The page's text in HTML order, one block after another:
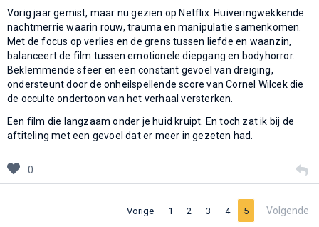
Vorig jaar gemist, maar nu gezien op Netflix. Huiveringwekkende
nachtmerrie waarin rouw, trauma en manipulatie samenkomen.
Met de focus op verlies en de grens tussen liefde en waanzin,
balanceert de film tussen emotionele diepgang en bodyhorror.
Beklemmende sfeer en een constant gevoel van dreiging,
ondersteunt door de onheilspellende score van Cornel Wilcek die
de occulte ondertoon van het verhaal versterken.
Een film die langzaam onder je huid kruipt. En toch zat ik bij de
aftiteling met een gevoel dat er meer in gezeten had.
0
Vorige 1 2 3 4 5 Volgende